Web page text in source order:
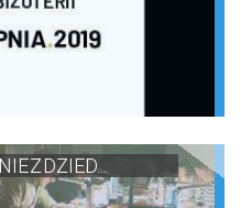
Z DZIED...